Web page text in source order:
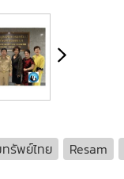
รัพย์ไทย Resam